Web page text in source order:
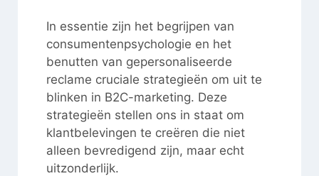
In essentie zijn het begrijpen van
consumentenpsychologie en het
benutten van gepersonaliseerde
reclame cruciale strategieën om uit te
blinken in B2C-marketing. Deze
strategieën stellen ons in staat om
klantbelevingen te creëren die niet
alleen bevredigend zijn, maar echt
uitzonderlijk.